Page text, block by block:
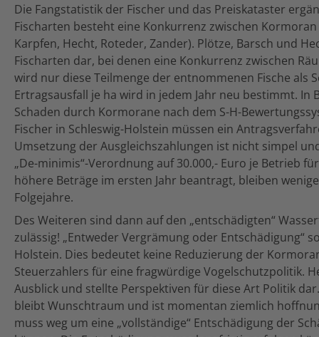
Die Fangstatistik der Fischer und das Preiskataster
Fischarten besteht eine Konkurrenz zwischen
Karpfen, Hecht, Roteder, Zander). Plötze, Barsch und
Fischarten dar, bei denen eine Konkurrenz zwischen
wird nur diese Teilmenge der entnommenen Fische als
Ertragsausfall je ha wird in jedem Jahr neu bestimmt. In
Schaden durch Kormorane nach dem S-H-
Fischer in Schleswig-Holstein müssen ein
Umsetzung der Ausgleichszahlungen ist nicht simpel
„De-minimis“-Verordnung auf 30.000,- Euro je Betrieb
höhere Beträge im ersten Jahr beantragt, bleiben
Folgejahre.
Des Weiteren sind dann auf den „entschädigten“
zulässig! „Entweder Vergrämung oder Entschädigung“
Holstein. Dies bedeutet keine Reduzierung der
Steuerzahlers für eine fragwürdige Vogelschutzpolitik.
Ausblick und stellte Perspektiven für diese Art Politik
bleibt Wunschtraum und ist momentan ziemlich
muss weg um eine „vollständige“ Entschädigung der